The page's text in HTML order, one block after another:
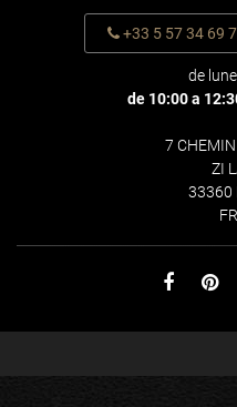
+33 5 57 34 69
de
de 10:00 a
7 CHEMIN
ZI
33360